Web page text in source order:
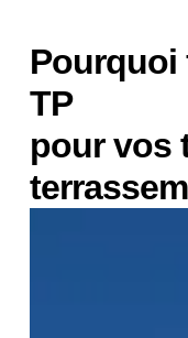
Pourquoi
TP
pour vos